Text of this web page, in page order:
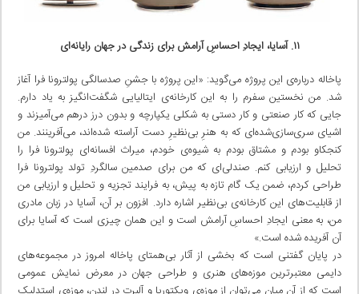
۱۱. آسایا، ایجادِ احساسِ آرامش برای زندگی در جهان رایانه‌ای
پاخاله درباره‌ی این پروژه می‌گوید: «این پروژه با جشنِ صدسالگی پولترونا فرا آغاز
شد. من نخستین سفرم را به این کارخانه‌ی ایتالیایی شگفت‌انگیز به یاد دارم.
جایی که کار صنعتی و کار دستی به شکلی یکپارچه و بدون درز درهم می‌آمیزند و
اشیای سری‌سازی‌شده‌ای که به هنرِ بی‌نظیرِ دست آراسته شده‌اند، می‌آفرینند. من
کنجکاو بودم و مشتاق بودم به شیوه‌ی خودم، میراث افسانه‌ای پولترونا فرا را
تحلیل و ارزیابی کنم. صندلی‌ای که من برای صدمین سالگردِ تولد پولترونا فرا
طراحی کردم، ضمن یک گام تازه به پیش، به فرایند تجزیه و تحلیل و ارزیابی من
از قابلیت‌های این کارخانه‌ی بی‌نظیر اشاره دارد. افزون بر آن، آسایا در زبان مادری
من، به معنی ایجادِ احساسِ آرامش است و این همان چیزی است که آسایا برای
آن آفریده شده است.»
در پایان گفتنی است که بخشی از آثار بی‌همتای پاخاله امروز در مجموعه‌های
دایمی معتبرترین موزه‌های هنری و طراحی جهان در معرض نمایش عمومی